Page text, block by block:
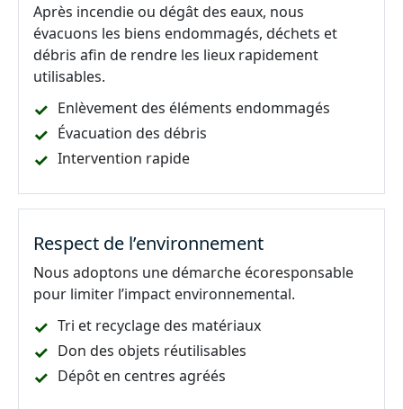
Après incendie ou dégât des eaux, nous
évacuons les biens endommagés, déchets et
débris afin de rendre les lieux rapidement
utilisables.
Enlèvement des éléments endommagés
Évacuation des débris
Intervention rapide
Respect de l’environnement
Nous adoptons une démarche écoresponsable
pour limiter l’impact environnemental.
Tri et recyclage des matériaux
Don des objets réutilisables
Dépôt en centres agréés